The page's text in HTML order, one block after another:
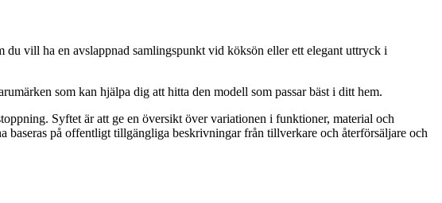
vill ha en avslappnad samlingspunkt vid köksön eller ett elegant uttryck i
som kan hjälpa dig att hitta den modell som passar bäst i ditt hem.
Syftet är att ge en översikt över variationen i funktioner, material och
på offentligt tillgängliga beskrivningar från tillverkare och återförsäljare och